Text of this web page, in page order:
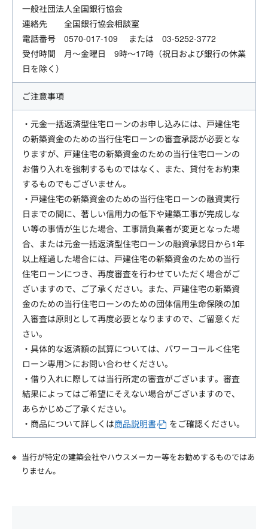
一般社団法人全国銀行協会
連絡先 全国銀行協会相談室
電話番号 0570‐017‐109 または 03‐5252‐3772
受付時間 月～金曜日 9時～17時（祝日および銀行の休業
日を除く）
ご注意事項
・元金一括返済型住宅ローンのお申し込みには、戸建住宅
の新築資金のための当行住宅ローンの審査承認が必要とな
りますが、戸建住宅の新築資金のための当行住宅ローンの
お借り入れを強制するものではなく、また、貸付をお約束
するものでもございません。
・戸建住宅の新築資金のための当行住宅ローンの融資実行
日までの間に、著しい信用力の低下や建築工事が完成しな
い等の事情が生じた場合、工事請負業者が変更となった場
合、または元金一括返済型住宅ローンの融資承認日から1年
以上経過した場合には、戸建住宅の新築資金のための当行
住宅ローンにつき、再度審査を行わせていただく場合がご
ざいますので、ご了承ください。また、戸建住宅の新築資
金のための当行住宅ローンのための団体信用生命保険の加
入審査は原則として再度必要となりますので、ご留意くだ
さい。
・具体的な返済額の試算については、パワーコール＜住宅
ローン専用＞にお問い合わせください。
・借り入れに際しては当行所定の審査がございます。審査
結果によってはご希望にそえない場合がございますので、
あらかじめご了承ください。
・商品について詳しくは商品説明書 をご確認ください。
当行が特定の建築会社やハウスメーカー等をお勧めするものではあ
りません。